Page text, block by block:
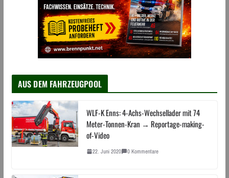
AUS DEM FAHRZEUGPOOL
WLF-K Enns: 4-Achs-Wechsellader mit 74
Meter-Tonnen-Kran → Reportage-making-
of-Video
22. Juni 2020 0 Kommentare